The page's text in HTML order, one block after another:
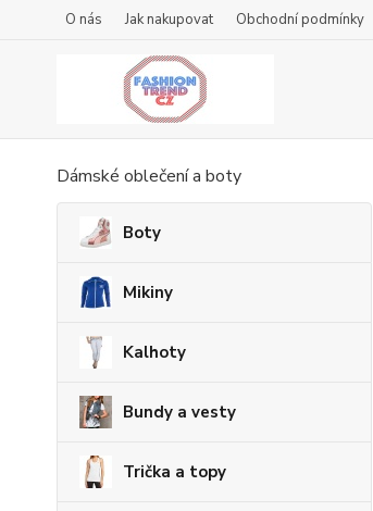
O nás Jak nakupovat Obchodní podmínky
Dámské oblečení a boty
Boty
Mikiny
Kalhoty
Bundy a vesty
Trička a topy